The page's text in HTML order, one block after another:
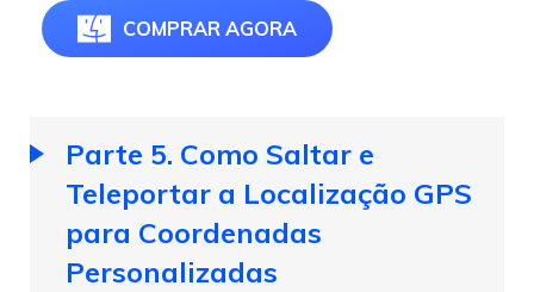
COMPRAR AGORA
Parte 5. Como Saltar e
Teleportar a Localização GPS
para Coordenadas
Personalizadas